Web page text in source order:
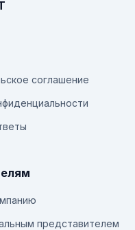
соглашение
представителем